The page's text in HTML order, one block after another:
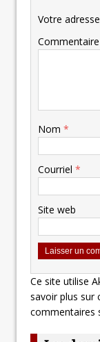
Votre
Commentaire
Nom *
Courriel *
Site web
Ce site utilise
savoir plus sur
commentaires